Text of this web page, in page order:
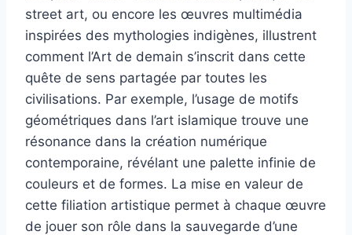
street art, ou encore les œuvres multimédia
inspirées des mythologies indigènes, illustrent
comment l’Art de demain s’inscrit dans cette
quête de sens partagée par toutes les
civilisations. Par exemple, l’usage de motifs
géométriques dans l’art islamique trouve une
résonance dans la création numérique
contemporaine, révélant une palette infinie de
couleurs et de formes. La mise en valeur de
cette filiation artistique permet à chaque œuvre
de jouer son rôle dans la sauvegarde d’une